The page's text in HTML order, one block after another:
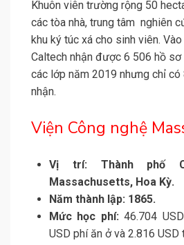
Khuôn viên trường rộng 50
các tòa nhà, trung tâm nghiên
khu ký túc xá cho sinh viên.
Caltech nhận được 6 506 hồ sơ
các lớp năm 2019 nhưng chỉ có
nhận.
Viện Công nghệ
Vị trí: Thành phố
Massachusetts, Hoa Kỳ.
Năm thành lập: 1865.
Mức học phí: 46.704
USD phí ăn ở và 2.816 USD